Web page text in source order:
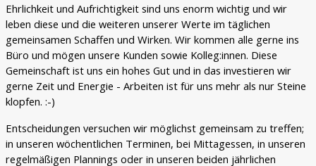
Ehrlichkeit und Aufrichtigkeit sind uns enorm wichtig und wir
leben diese und die weiteren unserer Werte im täglichen
gemeinsamen Schaffen und Wirken. Wir kommen alle gerne ins
Büro und mögen unsere Kunden sowie Kolleg:innen. Diese
Gemeinschaft ist uns ein hohes Gut und in das investieren wir
gerne Zeit und Energie - Arbeiten ist für uns mehr als nur Steine
klopfen. :-)
Entscheidungen versuchen wir möglichst gemeinsam zu treffen;
in unseren wöchentlichen Terminen, bei Mittagessen, in unseren
regelmäßigen Plannings oder in unseren beiden jährlichen